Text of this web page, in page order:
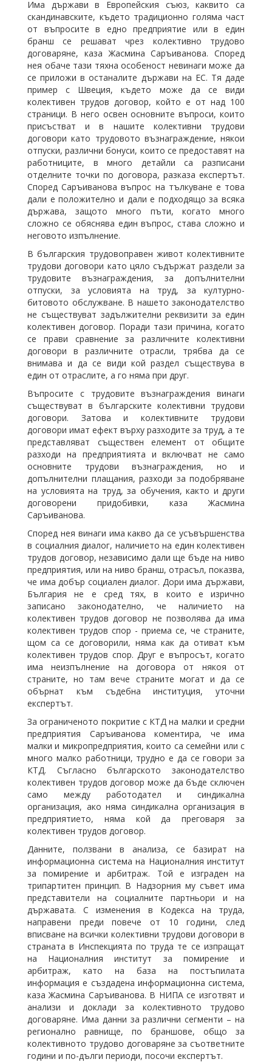
Има държави в Европейския съюз, каквито са
скандинавските, където традиционно голяма част
от въпросите в едно предприятие или в един
бранш се решават чрез колективно трудово
договаряне, каза Жасмина Саръиванова. Според
нея обаче тази тяхна особеност невинаги може да
се приложи в останалите държави на ЕС. Тя даде
пример с Швеция, където може да се види
колективен трудов договор, който е от над 100
страници. В него освен основните въпроси, които
присъстват и в нашите колективни трудови
договори като трудовото възнаграждение, някои
отпуски, различни бонуси, които се предоставят на
работниците, в много детайли са разписани
отделните точки по договора, разказа експертът.
Според Саръиванова въпрос на тълкуване е това
дали е положително и дали е подходящо за всяка
държава, защото много пъти, когато много
сложно се обяснява един въпрос, става сложно и
неговото изпълнение.
В българския трудовоправен живот колективните
трудови договори като цяло съдържат раздели за
трудовите възнаграждения, за допълнителни
отпуски, за условията на труд, за културно-
битовото обслужване. В нашето законодателство
не съществуват задължителни реквизити за един
колективен договор. Поради тази причина, когато
се прави сравнение за различните колективни
договори в различните отрасли, трябва да се
внимава и да се види кой раздел съществува в
един от отраслите, а го няма при друг.
Въпросите с трудовите възнаграждения винаги
съществуват в българските колективни трудови
договори. Затова и колективните трудови
договори имат ефект върху разходите за труд, а те
представляват съществен елемент от общите
разходи на предприятията и включват не само
основните трудови възнаграждения, но и
допълнителни плащания, разходи за подобряване
на условията на труд, за обучения, както и други
договорени придобивки, каза Жасмина
Саръиванова.
Според нея винаги има какво да се усъвършенства
в социалния диалог, наличието на един колективен
трудов договор, независимо дали ще бъде на ниво
предприятия, или на ниво бранш, отрасъл, показва,
че има добър социален диалог. Дори има държави,
България не е сред тях, в които е изрично
записано законодателно, че наличието на
колективен трудов договор не позволява да има
колективен трудов спор - приема се, че страните,
щом са се договорили, няма как да отиват към
колективен трудов спор. Друг е въпросът, когато
има неизпълнение на договора от някоя от
страните, но там вече страните могат и да се
обърнат към съдебна институция, уточни
експертът.
За ограниченото покритие с КТД на малки и средни
предприятия Саръиванова коментира, че има
малки и микропредприятия, които са семейни или с
много малко работници, трудно е да се говори за
КТД. Съгласно българското законодателство
колективен трудов договор може да бъде сключен
само между работодател и синдикална
организация, ако няма синдикална организация в
предприятието, няма кой да преговаря за
колективен трудов договор.
Данните, ползвани в анализа, се базират на
информационна система на Националния институт
за помирение и арбитраж. Той е изграден на
трипартитен принцип. В Надзорния му съвет има
представители на социалните партньори и на
държавата. С изменения в Кодекса на труда,
направени преди повече от 10 години, след
вписване на всички колективни трудови договори в
страната в Инспекцията по труда те се изпращат
на Националния институт за помирение и
арбитраж, като на база на постъпилата
информация е създадена информационна система,
каза Жасмина Саръиванова. В НИПА се изготвят и
анализи и доклади за колективното трудово
договаряне. Има данни за различни сегменти – на
регионално равнище, по браншове, общо за
колективното трудово договаряне за съответните
години и по-дълги периоди, посочи експертът.